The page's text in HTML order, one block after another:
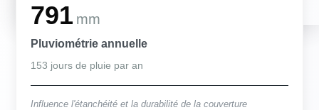
791 mm
Pluviométrie annuelle
153 jours de pluie par an
Influence l'étanchéité et la durabilité de la couverture